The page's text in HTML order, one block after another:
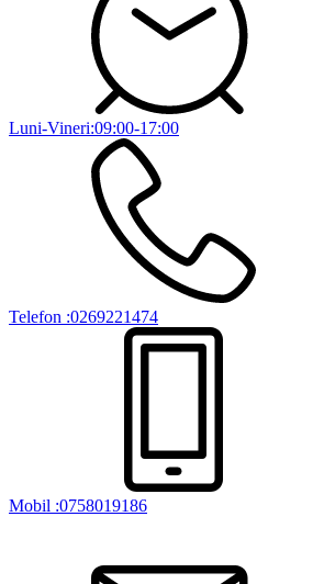
Luni-Vineri:09:00-17:00
Telefon :0269221474
Mobil :0758019186